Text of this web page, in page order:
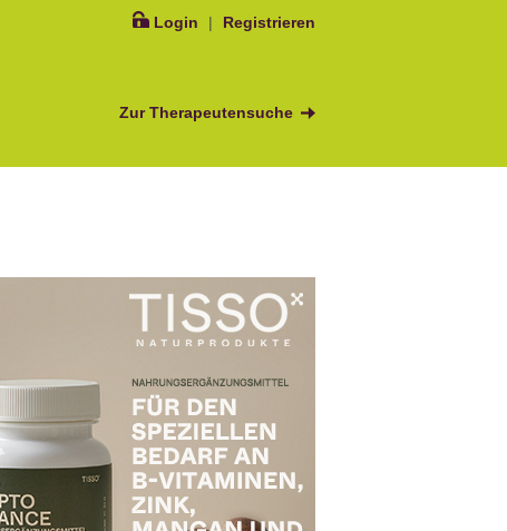
Login | Registrieren
Zur Therapeutensuche